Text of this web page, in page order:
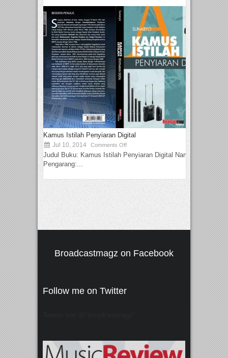
Kamus Istilah Penyiaran Digital
Jul 10, 2014 Comments Off
Judul Buku: Kamus Istilah Penyiaran Digital Nama
Pengarang:...
Broadcastmagz on Facebook
Follow me on Twitter